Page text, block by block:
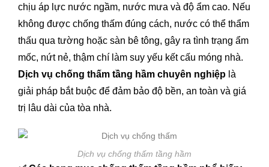
chịu áp lực nước ngầm, nước mưa và độ ẩm cao. Nếu
không được chống thấm đúng cách, nước có thể thẩm
thấu qua tường hoặc sàn bê tông, gây ra tình trạng ẩm
mốc, nứt nẻ, thậm chí làm suy yếu kết cấu móng nhà.
Dịch vụ chống thấm tầng hầm chuyên nghiệp là
giải pháp bắt buộc để đảm bảo độ bền, an toàn và giá
trị lâu dài của tòa nhà.
Dịch vụ chống thấm tầng hầm